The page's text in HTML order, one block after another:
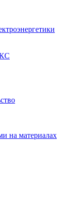
на материалах